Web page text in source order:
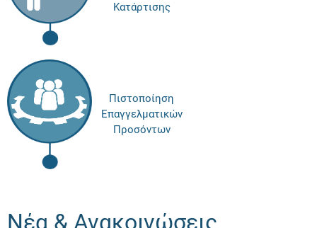
Κατάρτισης
Πιστοποίηση
Επαγγελματικών
Προσόντων
Νέα & Ανακοινώσεις